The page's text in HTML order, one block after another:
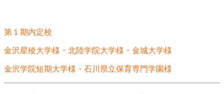
第１期内定校
金沢星稜大学様・北陸学院大学様・金城大学様
金沢学院短期大学様・石川県立保育専門学園様